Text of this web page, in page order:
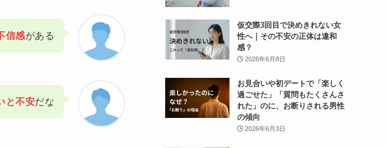
信感がある
と不安だな
仮交際3回目で決めきれない女
性へ｜その不安の正体は違和
感？
2026年6月8日
お見合いや初デートで「楽しく
過ごせた」「質問もたくさんさ
れた」のに、お断りされる男性
の傾向
2026年6月3日